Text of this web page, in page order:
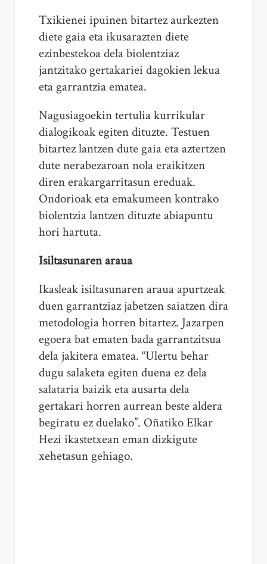
Txikienei ipuinen bitartez aurkezten
diete gaia eta ikusarazten diete
ezinbestekoa dela biolentziaz
jantzitako gertakariei dagokien lekua
eta garrantzia ematea.
Nagusiagoekin tertulia kurrikular
dialogikoak egiten dituzte. Testuen
bitartez lantzen dute gaia eta aztertzen
dute nerabezaroan nola eraikitzen
diren erakargarritasun ereduak.
Ondorioak eta emakumeen kontrako
biolentzia lantzen dituzte abiapuntu
hori hartuta.
Isiltasunaren araua
Ikasleak isiltasunaren araua apurtzeak
duen garrantziaz jabetzen saiatzen dira
metodologia horren bitartez. Jazarpen
egoera bat ematen bada garrantzitsua
dela jakitera ematea. “Ulertu behar
dugu salaketa egiten duena ez dela
salataria baizik eta ausarta dela
gertakari horren aurrean beste aldera
begiratu ez duelako”. Oñatiko Elkar
Hezi ikastetxean eman dizkigute
xehetasun gehiago.